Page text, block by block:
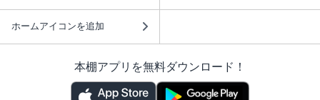
ホームアイコンを追加
本棚アプリを無料ダウンロード！